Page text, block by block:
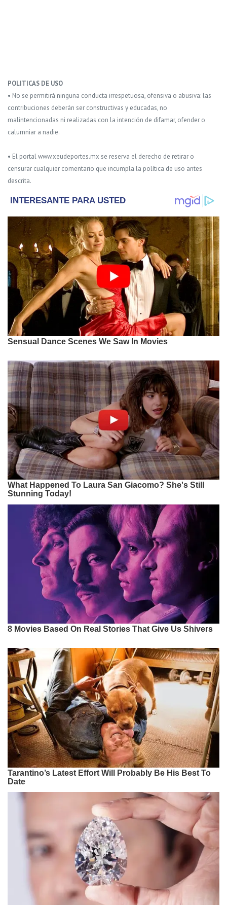
POLITICAS DE USO
• No se permitirá ninguna conducta irrespetuosa, ofensiva o abusiva: las
contribuciones deberán ser constructivas y educadas, no
malintencionadas ni realizadas con la intención de difamar, ofender o
calumniar a nadie.
• El portal www.xeudeportes.mx se reserva el derecho de retirar o
censurar cualquier comentario que incumpla la política de uso antes
descrita.